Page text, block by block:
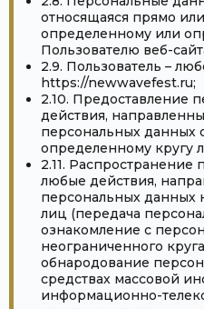
относящаяся прямо
определенному или
Пользователю веб-
2.9. Пользователь –
https://newwavefest.ru;
2.10. Предоставление
действия,
персональных данных
определенному кругу
2.11. Распространение
любые действия,
персональных данных
лиц (передача
ознакомление с
неограниченного
обнародование
средствах массовой
информационно-